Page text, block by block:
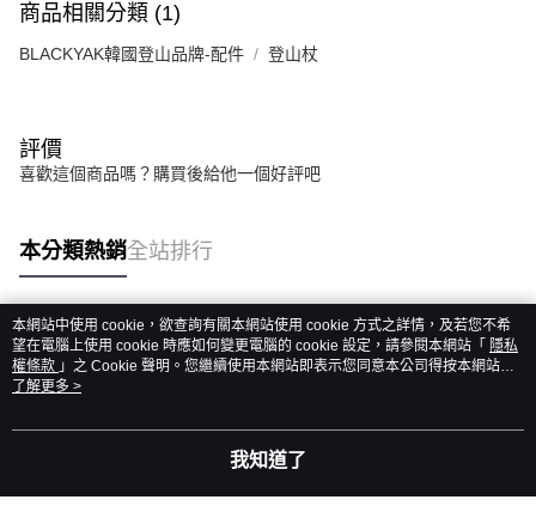
商品相關分類 (1)
BLACKYAK韓國登山品牌-配件 登山杖
評價
喜歡這個商品嗎？購買後給他一個好評吧
本分類熱銷全站排行
熱門標籤
本網站中使用 cookie，欲查詢有關本網站使用 cookie 方式之詳情，及若您不希
望在電腦上使用 cookie 時應如何變更電腦的 cookie 設定，請參閱本網站「 隱私
權條款 」之 Cookie 聲明。您繼續使用本網站即表示您同意本公司得按本網站使
用條款之 Cookie 聲明使用 cookie。
了解更多 >
我知道了